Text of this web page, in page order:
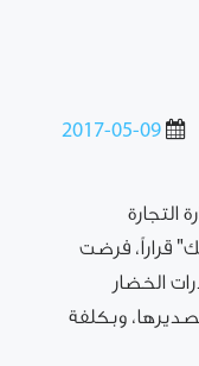
2017-05-09
التجارة
قراراً، فرضت
الخضار
وبكلفة